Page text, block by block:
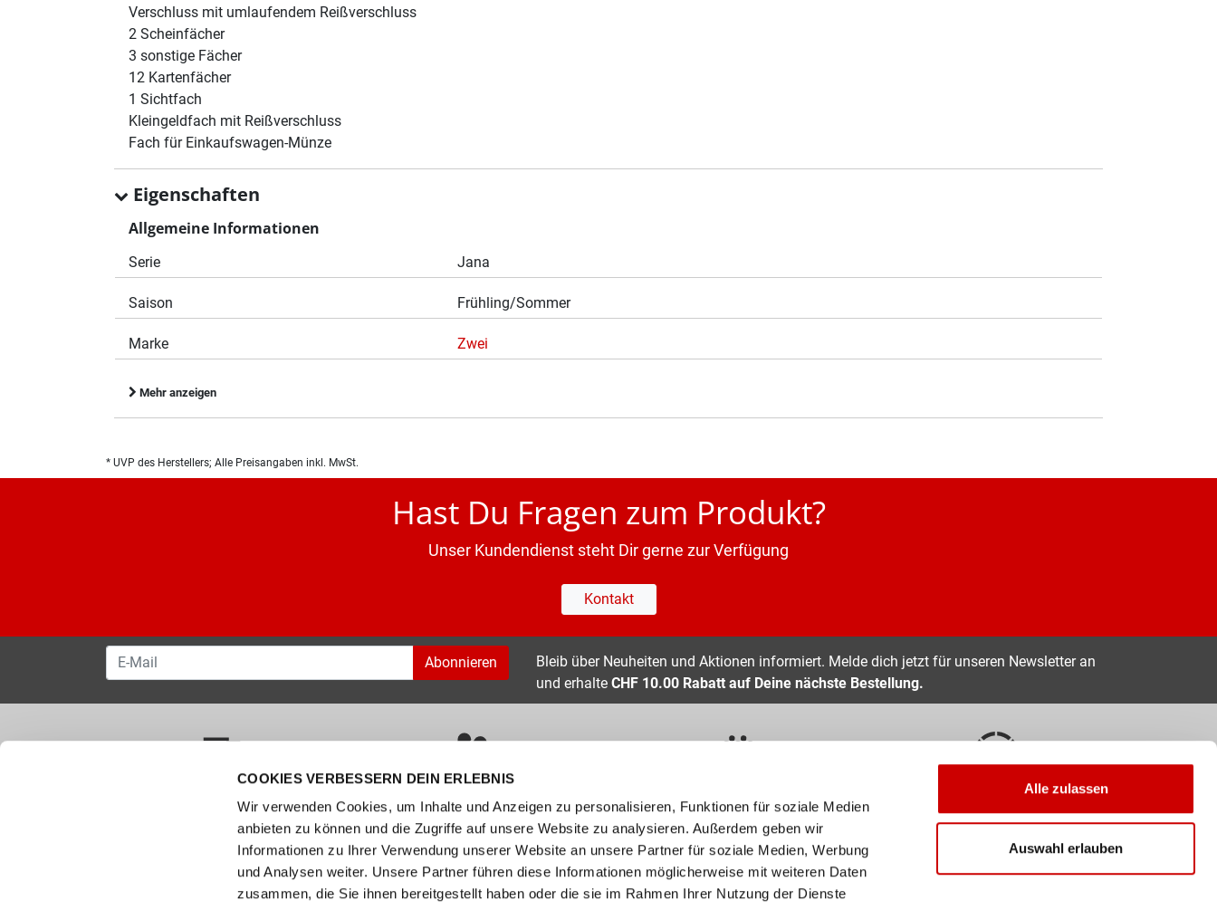
COOKIES VERBESSERN DEIN ERLEBNIS
Wir verwenden Cookies, um Inhalte und Anzeigen zu personalisieren, Funktionen für soziale Medien
anbieten zu können und die Zugriffe auf unsere Website zu analysieren. Außerdem geben wir
Informationen zu Ihrer Verwendung unserer Website an unsere Partner für soziale Medien, Werbung
und Analysen weiter. Unsere Partner führen diese Informationen möglicherweise mit weiteren Daten
zusammen, die Sie ihnen bereitgestellt haben oder die sie im Rahmen Ihrer Nutzung der Dienste
Alle zulassen
Auswahl erlauben
Verschluss mit umlaufendem Reißverschluss
2 Scheinfächer
3 sonstige Fächer
12 Kartenfächer
1 Sichtfach
Kleingeldfach mit Reißverschluss
Fach für Einkaufswagen-Münze
Eigenschaften
Allgemeine Informationen
Serie Jana
Saison Frühling/Sommer
Marke Zwei
Mehr anzeigen
* UVP des Herstellers; Alle Preisangaben inkl. MwSt.
Hast Du Fragen zum Produkt?
Unser Kundendienst steht Dir gerne zur Verfügung
Kontakt
Abonnieren
Bleib über Neuheiten und Aktionen informiert. Melde dich jetzt für unseren Newsletter an
und erhalte CHF 10.00 Rabatt auf Deine nächste Bestellung.
10 TAGE RÜCKGABERECHT
Wie können wir helfen? Kundenservice
Hilfe & FAQs
Grössentabelle
Unternehmen
Standorte
Job / Karriere